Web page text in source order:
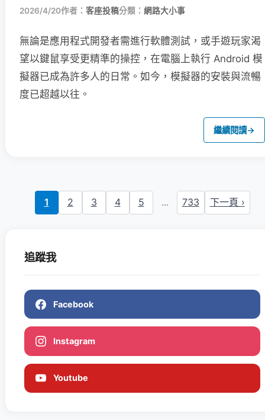
2026/4/20作者： 客座投稿分類： 網路大小事
無論是應用程式開發者需進行軟體測試，或手遊玩家渴
望以鍵鼠享受更精準的操控，在電腦上執行 Android 模
擬器已成為許多人的日常。如今，模擬器的安裝與流暢
度已超越以往。
繼續閱讀→
1 2 3 4 5 ... 733 下一頁 ›
追蹤我
Facebook
Instagram
Youtube